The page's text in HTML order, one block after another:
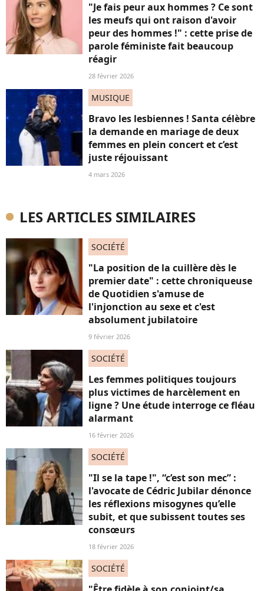
"Je fais peur aux hommes ? Ce sont
les meufs qui ont raison d'avoir
peur des hommes !" : cette prise de
parole féministe fait beaucoup
réagir
28 février 2026
MUSIQUE
Bravo les lesbiennes ! Santa célèbre
la demande en mariage de deux
femmes en plein concert et c’est
juste réjouissant
4 mars 2026
LES ARTICLES SIMILAIRES
SOCIÉTÉ
"La position de la cuillère dès le
premier date" : cette chroniqueuse
de Quotidien s'amuse de
l'injonction au sexe et c'est
absolument jubilatoire
9 février 2026
SOCIÉTÉ
Les femmes politiques toujours
plus victimes de harcèlement en
ligne ? Une étude interroge ce fléau
alarmant
16 février 2026
SOCIÉTÉ
"Il se la tape !", “c’est son mec” :
l'avocate de Cédric Jubilar dénonce
les réflexions misogynes qu’elle
subit, et que subissent toutes ses
consœurs
18 février 2026
SOCIÉTÉ